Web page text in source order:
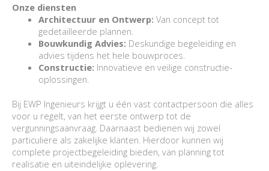
Onze diensten
Architectuur en Ontwerp: Van concept tot
gedetailleerde plannen.
Bouwkundig Advies: Deskundige begeleiding en
advies tijdens het hele bouwproces.
Constructie: Innovatieve en veilige constructie-
oplossingen.
Bij EWP Ingenieurs krijgt u één vast contactpersoon die alles
voor u regelt, van het eerste ontwerp tot de
vergunningsaanvraag. Daarnaast bedienen wij zowel
particuliere als zakelijke klanten. Hierdoor kunnen wij
complete projectbegeleiding bieden, van planning tot
realisatie en uiteindelijke oplevering.